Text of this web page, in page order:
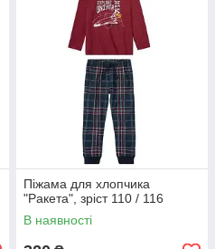
Піжама для хлопчика
"Ракета", зріст 110 / 116
В наявності